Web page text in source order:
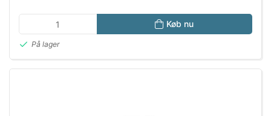
Køb nu
På lager